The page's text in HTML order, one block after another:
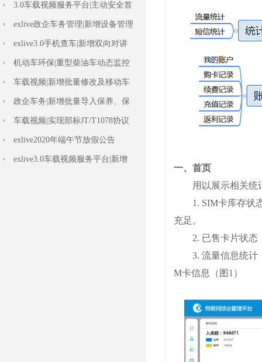
放检测
3.0车载视频服务平台|主动安全首
页上线
exlive政企车务管理|新增设备管理
报表
exlive3.0手机查车|新增双向对讲
功能
机动车环保|重型柴油车动态监控
车载视频|新增批量修改及移动车
辆功能
政企车务|新增批量导入保养、保
险记录等功能
车载视频|实现部标JT/T1078协议
双向对讲
exlive2020年端午节放假公告
exlive3.0车载视频服务平台|新增